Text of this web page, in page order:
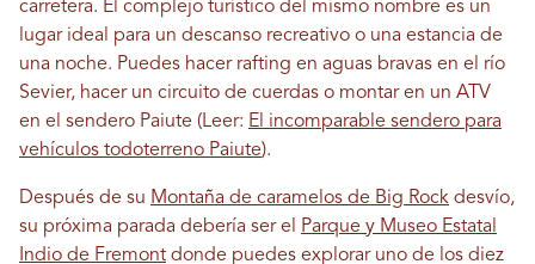
carretera. El complejo turístico del mismo nombre es un
lugar ideal para un descanso recreativo o una estancia de
una noche. Puedes hacer rafting en aguas bravas en el río
Sevier, hacer un circuito de cuerdas o montar en un ATV
en el sendero Paiute (Leer: El incomparable sendero para
vehículos todoterreno Paiute).
Después de su Montaña de caramelos de Big Rock desvío,
su próxima parada debería ser el Parque y Museo Estatal
Indio de Fremont donde puedes explorar uno de los diez